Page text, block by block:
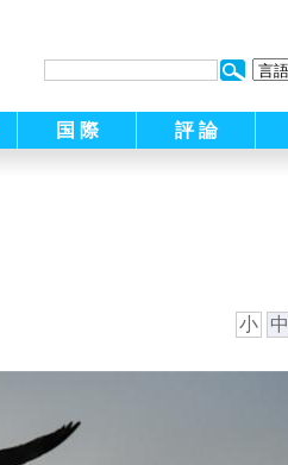
国 際 評 論
小 中